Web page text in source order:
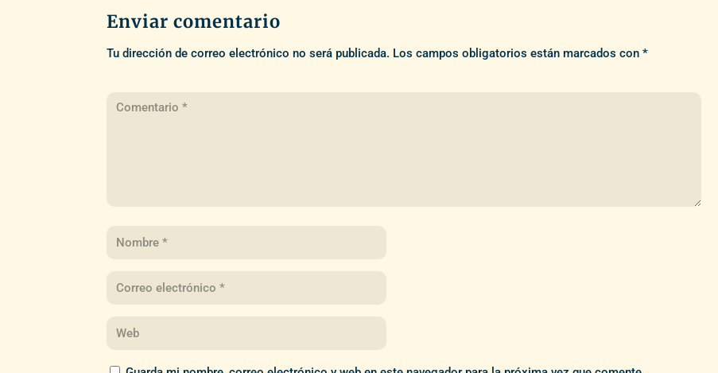
Enviar comentario
Tu dirección de correo electrónico no será publicada. Los campos obligatorios están marcados con*